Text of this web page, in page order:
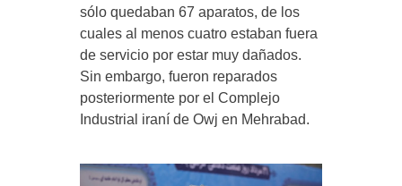
sólo quedaban 67 aparatos, de los
cuales al menos cuatro estaban fuera
de servicio por estar muy dañados.
Sin embargo, fueron reparados
posteriormente por el Complejo
Industrial iraní de Owj en Mehrabad.